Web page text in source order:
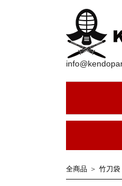
全商品 竹刀袋